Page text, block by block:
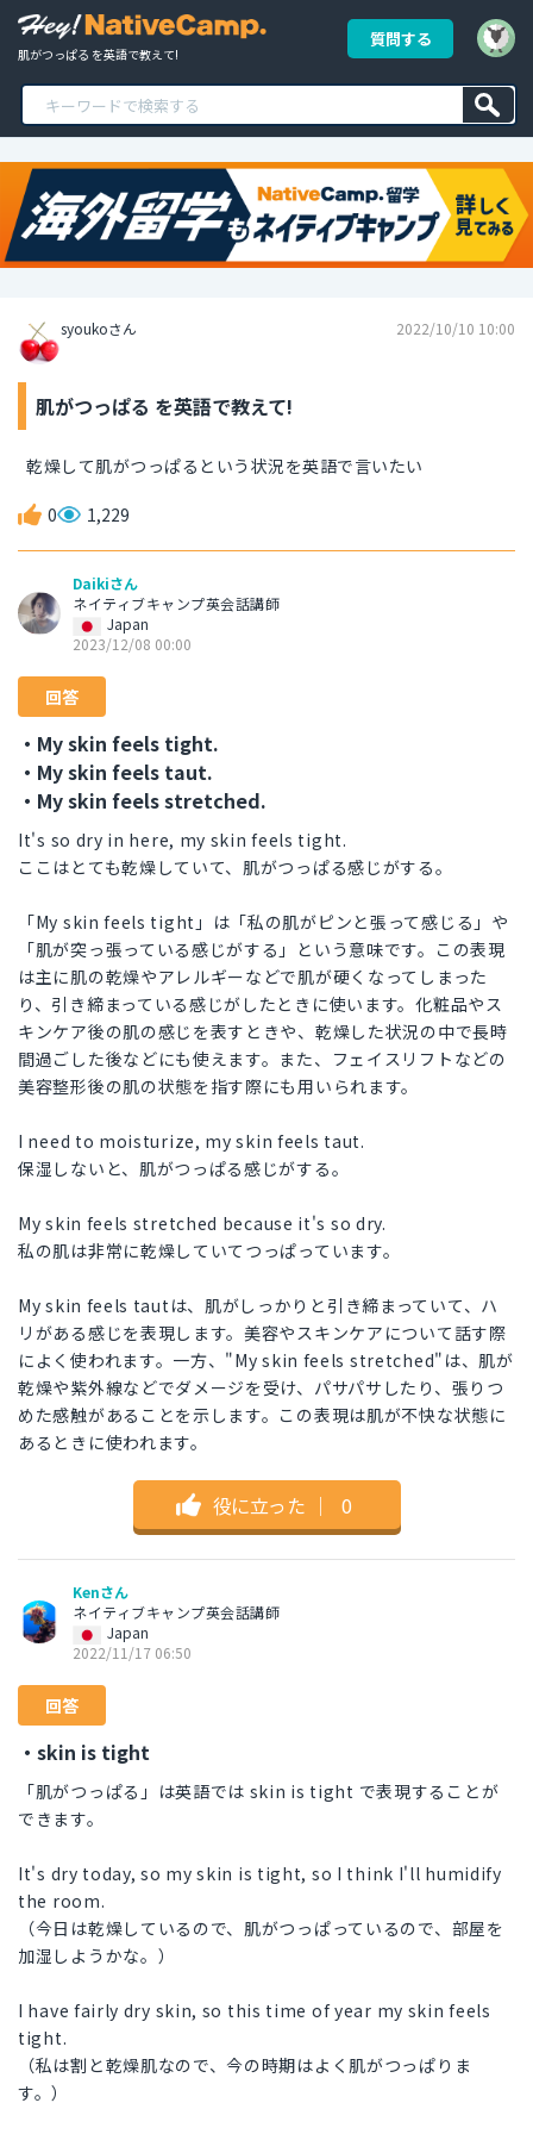
肌がつっぱる を英語で教えて!
質問する
syoukoさん 2022/10/10 10:00
肌がつっぱる を英語で教えて!
乾燥して肌がつっぱるという状況を英語で言いたい
0 1,229
Daikiさん
ネイティブキャンプ英会話講師
Japan
2023/12/08 00:00
回答
・My skin feels tight.
・My skin feels taut.
・My skin feels stretched.
It's so dry in here, my skin feels tight.
ここはとても乾燥していて、肌がつっぱる感じがする。
「My skin feels tight」は「私の肌がピンと張って感じる」や
「肌が突っ張っている感じがする」という意味です。この表現
は主に肌の乾燥やアレルギーなどで肌が硬くなってしまった
り、引き締まっている感じがしたときに使います。化粧品やス
キンケア後の肌の感じを表すときや、乾燥した状況の中で長時
間過ごした後などにも使えます。また、フェイスリフトなどの
美容整形後の肌の状態を指す際にも用いられます。
I need to moisturize, my skin feels taut.
保湿しないと、肌がつっぱる感じがする。
My skin feels stretched because it's so dry.
私の肌は非常に乾燥していてつっぱっています。
My skin feels tautは、肌がしっかりと引き締まっていて、ハ
リがある感じを表現します。美容やスキンケアについて話す際
によく使われます。一方、"My skin feels stretched"は、肌が
乾燥や紫外線などでダメージを受け、パサパサしたり、張りつ
めた感触があることを示します。この表現は肌が不快な状態に
あるときに使われます。
役に立った ｜ 0
Kenさん
ネイティブキャンプ英会話講師
Japan
2022/11/17 06:50
回答
・skin is tight
「肌がつっぱる」は英語では skin is tight で表現することが
できます。
It's dry today, so my skin is tight, so I think I'll humidify
the room.
（今日は乾燥しているので、肌がつっぱっているので、部屋を
加湿しようかな。）
I have fairly dry skin, so this time of year my skin feels
tight.
（私は割と乾燥肌なので、今の時期はよく肌がつっぱりま
す。）